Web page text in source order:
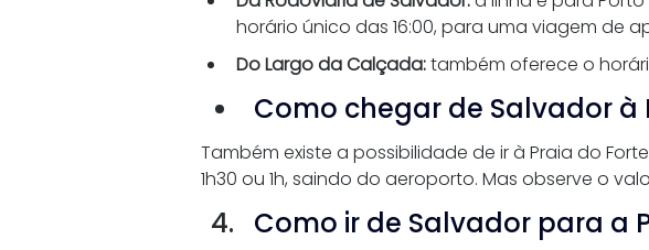
horário único das 16:00, para uma viagem de
Do Largo da Calçada: também oferece o
Como chegar de Salvador
Também existe a possibilidade de ir à Praia do
1h30 ou 1h, saindo do aeroporto. Mas observe o
Como ir de Salvador para a